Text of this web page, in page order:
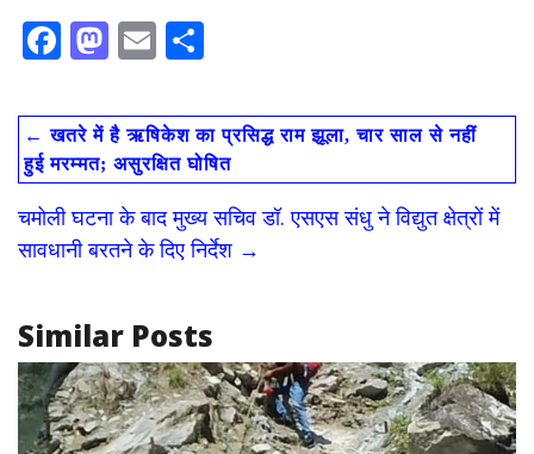
F
e
b
o
o
k
M
to
d
o
n
E
ai
l
ar
e
← खतरे में है ऋषिकेश का प्रसिद्ध राम झूला, चार साल से नहीं
हुई मरम्मत; असुरक्षित घोषित
चमोली घटना के बाद मुख्य सचिव डॉ. एसएस संधु ने विद्युत क्षेत्रों में
सावधानी बरतने के दिए निर्देश →
Similar Posts